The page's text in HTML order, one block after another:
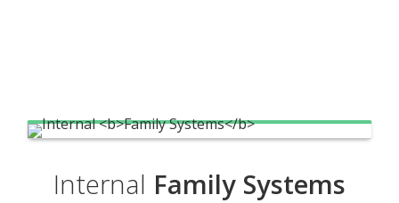
Internal Family Systems